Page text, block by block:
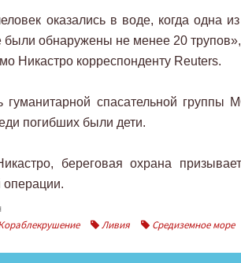
оказались в воде, когда одна
были обнаружены не менее 20
Никастро корреспонденту Reuters.
гуманитарной спасательной группы
погибших были дети.
береговая охрана
операции.
Ливия Средиземное море